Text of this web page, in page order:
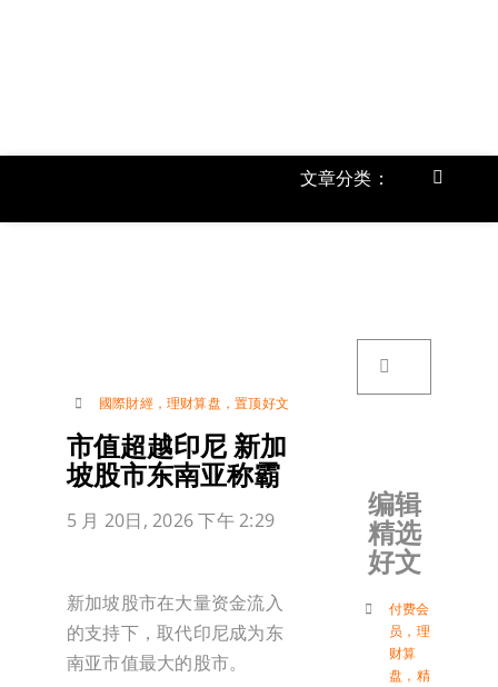
文章分类：
Toggle
國際財經， 理财算盘 ，置顶好文
市值超越印尼 新加
坡股市东南亚称霸
5 月 20日, 2026 下午 2:29
新加坡股市在大量资金流入
的支持下，取代印尼成为东
南亚市值最大的股市。
编辑
精选
好文
付费会
员 ， 理
财算
盘 ， 精